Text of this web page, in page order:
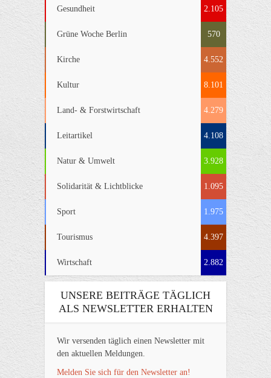
Gesundheit 2.105
Grüne Woche Berlin 570
Kirche 4.552
Kultur 8.101
Land- & Forstwirtschaft 4.279
Leitartikel 4.108
Natur & Umwelt 3.928
Solidarität & Lichtblicke 1.095
Sport 1.975
Tourismus 4.397
Wirtschaft 2.882
UNSERE BEITRÄGE TÄGLICH
ALS NEWSLETTER ERHALTEN
Wir versenden täglich einen Newsletter mit
den aktuellen Meldungen.
Melden Sie sich für den Newsletter an!